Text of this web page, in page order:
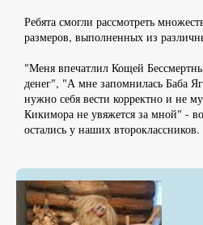
Ребята смогли рассмотреть
размеров, выполненных из
"Меня впечатлил Кощей
денег", "А мне запомнилась Баба
нужно себя вести корректно и не
Кикимора не увяжется за мной" -
остались у наших второклассников.